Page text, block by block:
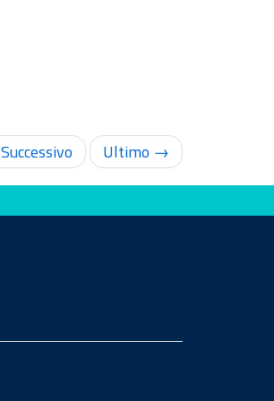
Successivo Ultimo →